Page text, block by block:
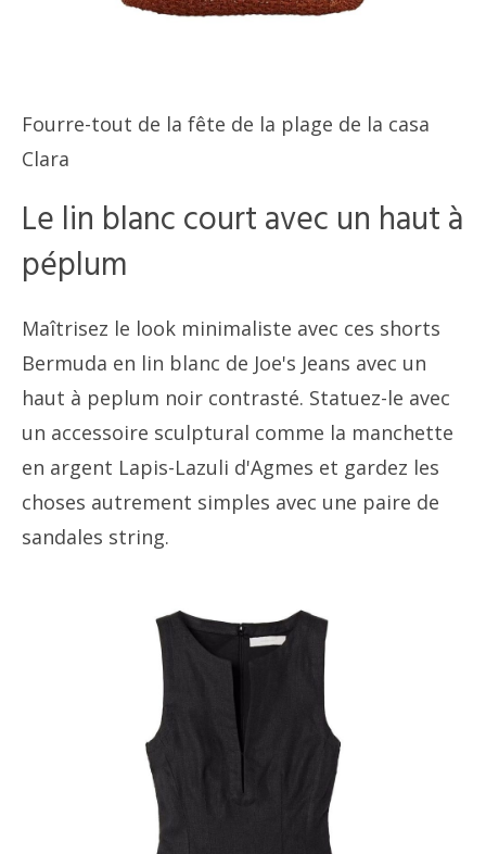
Fourre-tout de la fête de la plage de la casa
Clara
Le lin blanc court avec un haut à
péplum
Maîtrisez le look minimaliste avec ces shorts
Bermuda en lin blanc de Joe's Jeans avec un
haut à peplum noir contrasté. Statuez-le avec
un accessoire sculptural comme la manchette
en argent Lapis-Lazuli d'Agmes et gardez les
choses autrement simples avec une paire de
sandales string.